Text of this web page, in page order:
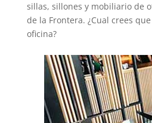
sillas, sillones y mobiliario de
de la Frontera. ¿Cual crees
oficina?